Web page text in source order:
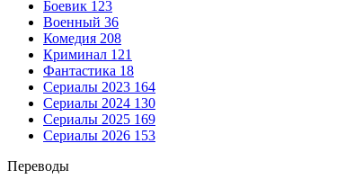
Боевик 123
Военный 36
Комедия 208
Криминал 121
Фантастика 18
Сериалы 2023 164
Сериалы 2024 130
Сериалы 2025 169
Сериалы 2026 153
Переводы